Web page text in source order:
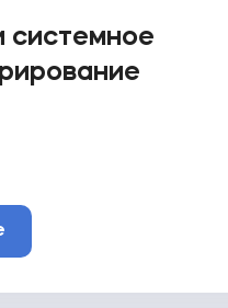
системное